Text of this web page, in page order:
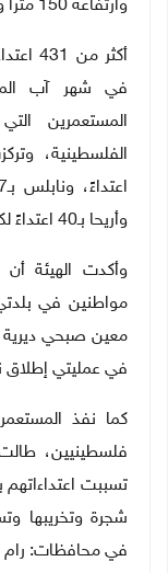
وارتفاعه 150 مترا ويعود للمواطن عبد الحكيم عامر ديك.
أكثر
في شهر آب
المستعمرين
وأريحا بـ40 اعتداءً لكل منهما على يد المستعمرين.
وأكدت الهيئة
مواطنين في
معين صبحي ديرية
في عمليتي إطلاق
فلسطينيين،